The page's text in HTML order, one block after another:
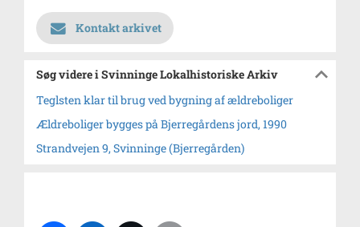
Kontakt arkivet
Søg videre i Svinninge Lokalhistoriske Arkiv
Teglsten klar til brug ved bygning af ældreboliger
Ældreboliger bygges på Bjerregårdens jord, 1990
Strandvejen 9, Svinninge (Bjerregården)